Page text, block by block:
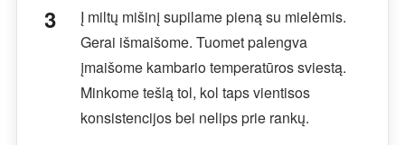
Į miltų mišinį supilame pieną su mielėmis.
Gerai išmaišome. Tuomet palengva
įmaišome kambario temperatūros sviestą.
Minkome tešlą tol, kol taps vientisos
konsistencijos bei nelips prie rankų.